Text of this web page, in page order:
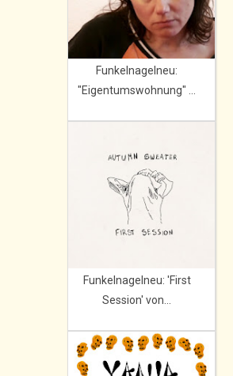
Funkelnagelneu:
"Eigentumswohnung" ...
Funkelnagelneu: 'First
Session' von...